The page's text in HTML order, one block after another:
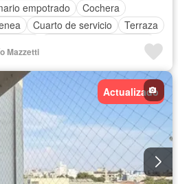
empotrado
Cochera
Cuarto de servicio
Terraza
Parcialmente amoblado
Mazzetti
Actualizado